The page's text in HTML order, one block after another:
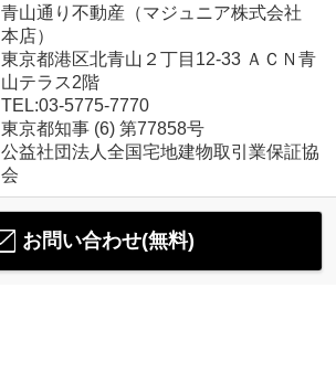
青山通り不動産（マジュニア株式会社
本店）
東京都港区北青山２丁目12-33 ＡＣＮ青
山テラス2階
TEL:03-5775-7770
東京都知事 (6) 第77858号
公益社団法人全国宅地建物取引業保証協
会
お問い合わせ(無料)